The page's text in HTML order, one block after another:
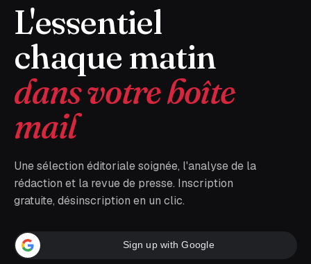
L'essentiel
chaque matin
dans votre boîte
mail
Une sélection éditoriale soignée, l'analyse de la
rédaction et la revue de presse. Inscription
gratuite, désinscription en un clic.
Sign up with Google